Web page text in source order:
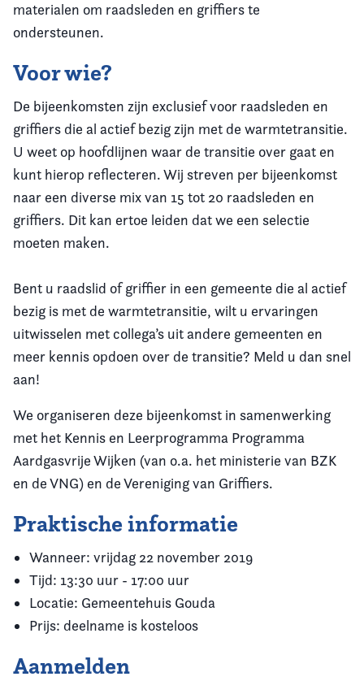
materialen om raadsleden en griffiers te
ondersteunen.
Voor wie?
De bijeenkomsten zijn exclusief voor raadsleden en
griffiers die al actief bezig zijn met de warmtetransitie.
U weet op hoofdlijnen waar de transitie over gaat en
kunt hierop reflecteren. Wij streven per bijeenkomst
naar een diverse mix van 15 tot 20 raadsleden en
griffiers. Dit kan ertoe leiden dat we een selectie
moeten maken.
Bent u raadslid of griffier in een gemeente die al actief
bezig is met de warmtetransitie, wilt u ervaringen
uitwisselen met collega’s uit andere gemeenten en
meer kennis opdoen over de transitie? Meld u dan snel
aan!
We organiseren deze bijeenkomst in samenwerking
met het Kennis en Leerprogramma Programma
Aardgasvrije Wijken (van o.a. het ministerie van BZK
en de VNG) en de Vereniging van Griffiers.
Praktische informatie
Wanneer: vrijdag 22 november 2019
Tijd: 13:30 uur - 17:00 uur
Locatie: Gemeentehuis Gouda
Prijs: deelname is kosteloos
Aanmelden